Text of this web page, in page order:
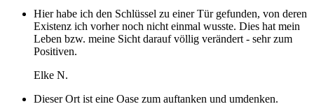
Hier habe ich den Schlüssel zu einer Tür gefunden, von deren
Existenz ich vorher noch nicht einmal wusste. Dies hat mein
Leben bzw. meine Sicht darauf völlig verändert - sehr zum
Positiven.
Elke N.
Dieser Ort ist eine Oase zum auftanken und umdenken.